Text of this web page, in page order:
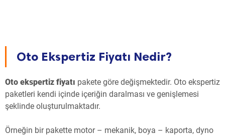
Oto Ekspertiz Fiyatı Nedir?
Oto ekspertiz fiyatı pakete göre değişmektedir. Oto ekspertiz
paketleri kendi içinde içeriğin daralması ve genişlemesi
şeklinde oluşturulmaktadır.
Örneğin bir pakette motor – mekanik, boya – kaporta, dyno